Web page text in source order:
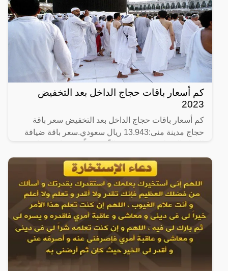
كم أسعار باقات حجاج الداخل بعد التخفيض
2023
كم أسعار باقات حجاج الداخل بعد التخفيض سعر باقة
حجاج مدينة منى:13.943 ريال سعودي.سعر باقة ضيافة
للخيام